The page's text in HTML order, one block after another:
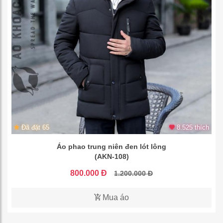
Đã đặt 65 8.525 thích
Áo phao trung niên đen lót lông
(AKN-108)
800.000 Đ 1.200.000 Đ
Mua áo